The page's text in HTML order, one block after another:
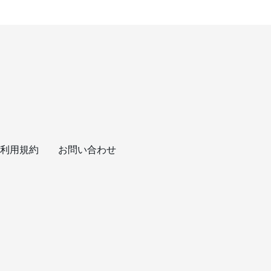
利用規約 お問い合わせ